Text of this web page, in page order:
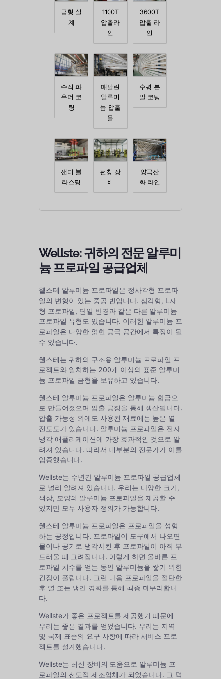
금형 설
계
1100T
압출라
인
3600T
압출 라
인
수직 파
우더 코
팅
매달린
알루미
늄 압출
물
수평 분
말 코팅
샌디 블
라스팅
펀칭 장
비
양극산
화 라인
Wellste: 귀하의 전문 알루미
늄 프로파일 공급업체
웰스테 알루미늄 프로파일은 정사각형 프로파
일의 변형이 있는 중공 빈입니다. 삼각형, L자
형 프로파일, 단일 반경과 같은 다른 알루미늄
프로파일 유형도 있습니다. 이러한 알루미늄 프
로파일은 다양한 얽힌 공극 공간에서 특징이 될
수 있습니다.
웰스테는 귀하의 구조용 알루미늄 프로파일 프
로젝트와 일치하는 200개 이상의 표준 알루미
늄 프로파일 금형을 보유하고 있습니다.
웰스테 알루미늄 프로파일은 알루미늄 합금으
로 만들어졌으며 압출 공정을 통해 생산됩니다.
압출 가능성 외에도 사용된 재료에는 높은 열
전도도가 있습니다. 알루미늄 프로파일은 전자
냉각 애플리케이션에 가장 효과적인 것으로 알
려져 있습니다. 따라서 대부분의 전문가가 이를
입증했습니다.
Wellste는 수년간 알루미늄 프로파일 공급업체
로 널리 알려져 있습니다. 우리는 다양한 크기,
색상, 모양의 알루미늄 프로파일을 제공할 수
있지만 모두 사용자 정의가 가능합니다.
웰스테 알루미늄 프로파일은 프로파일을 성형
하는 공정입니다. 프로파일이 도구에서 나오면
물이나 공기로 냉각시킨 후 프로파일이 아직 부
드러울 때 그려집니다. 이렇게 하면 올바른 프
로파일 치수를 얻는 동안 알루미늄을 쌓기 위한
긴장이 풀립니다. 그런 다음 프로파일을 절단한
후 열 또는 냉간 경화를 통해 최종 마무리합니
다.
Wellste가 좋은 프로젝트를 제공했기 때문에
우리는 좋은 결과를 얻었습니다. 우리는 지역
및 국제 표준의 요구 사항에 따라 서비스 프로
젝트를 설계했습니다.
Wellste는 최신 장비의 도움으로 알루미늄 프
로파일의 선도적 제조업체가 되었습니다. 그 덕